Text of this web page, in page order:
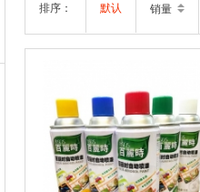
排序： 默认 销量